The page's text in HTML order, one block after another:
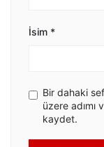
İsim *
Bir dahaki
üzere adımı
kaydet.